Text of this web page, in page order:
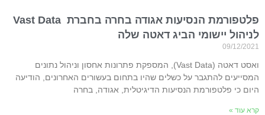
פלטפורמת הנסיעות אגודה בחרה בחברת Vast Data
לניהול יישומי הביג דאטה שלה
09/12/2021
ואסט דאטה (Vast Data), המספקת פתרונות אחסון וניהול נתונים
המסייעים להתגבר על כשלים שהיו בתחום בעשורים האחרונים, הודיעה
היום כי פלטפורמת הנסיעות הדיגיטלית, אגודה, בחרה
קרא עוד »